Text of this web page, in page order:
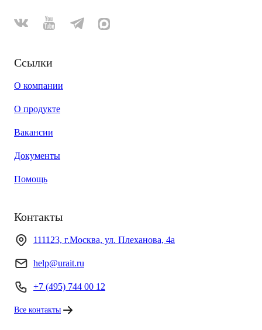
Ссылки
О компании
О продукте
Вакансии
Документы
Помощь
Контакты
111123, г.Москва, ул. Плеханова, 4а
help@urait.ru
+7 (495) 744 00 12
Все контакты